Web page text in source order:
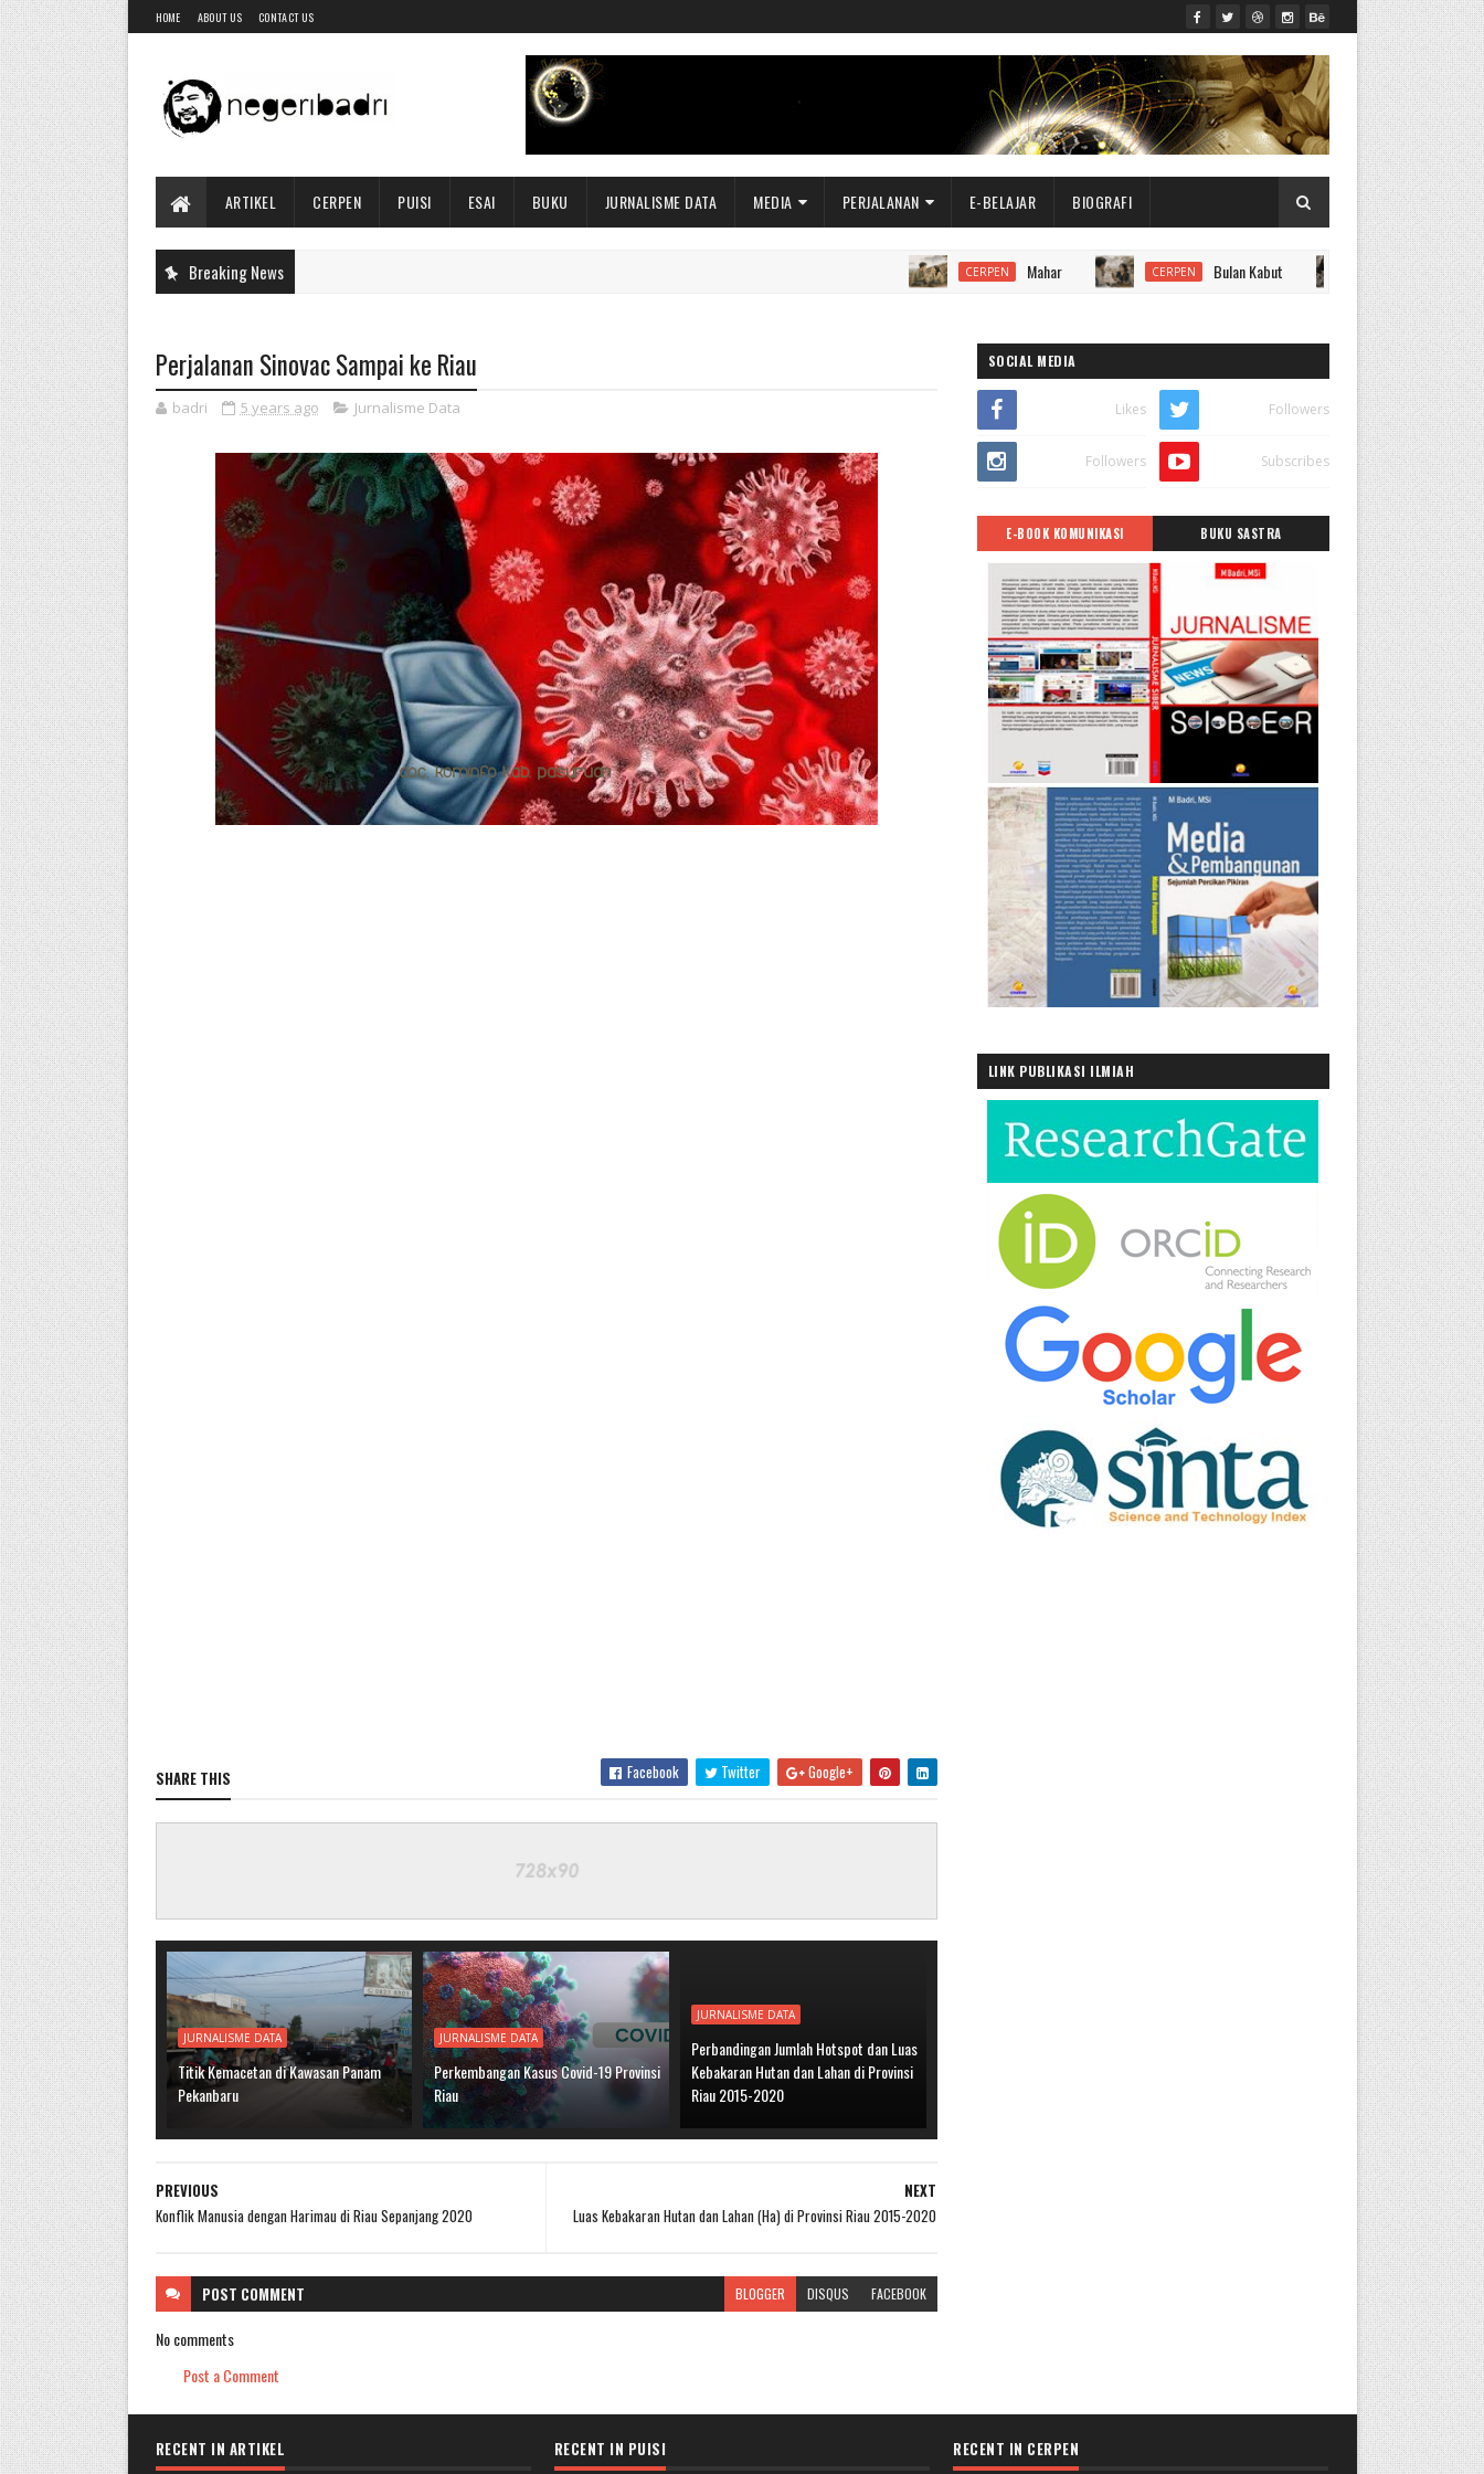
HOME ABOUT US CONTACT US
ARTIKEL CERPEN PUISI ESAI BUKU JURNALISME DATA MEDIA PERJALANAN E-BELAJAR BIOGRAFI
Breaking News CERPEN Mahar CERPEN Bulan Kabut CERPEN Badai Jelita
Perjalanan Sinovac Sampai ke Riau
badri 5 years ago Jurnalisme Data
SHARE THIS Facebook Twitter Google+
JURNALISME DATA
Titik Kemacetan di Kawasan Panam
Pekanbaru
JURNALISME DATA
Perkembangan Kasus Covid-19 Provinsi
Riau
JURNALISME DATA
Perbandingan Jumlah Hotspot dan Luas
Kebakaran Hutan dan Lahan di Provinsi
Riau 2015-2020
NEXT
Luas Kebakaran Hutan dan Lahan (Ha) di Provinsi Riau 2015-2020
PREVIOUS
Konflik Manusia dengan Harimau di Riau Sepanjang 2020
POST COMMENT BLOGGER DISQUS FACEBOOK
No comments
Post a Comment
SOCIAL MEDIA
Likes Followers
Followers Subscribes
E-BOOK KOMUNIKASI BUKU SASTRA
LINK PUBLIKASI ILMIAH
RECENT IN ARTIKEL RECENT IN PUISI RECENT IN CERPEN